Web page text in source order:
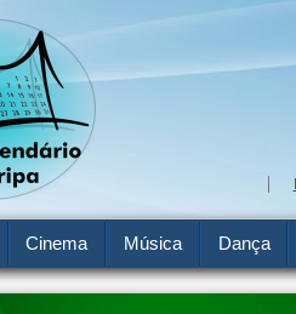
Cinema Música Dança